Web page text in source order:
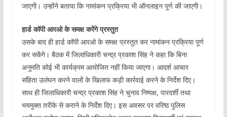
जाएगी। उन्होंने बताया कि नामांकन प्रक्रिया भी ऑनलाइन पूर्ण की जाएगी।
हार्ड कॉपी आरओ के समक्ष करेंगे प्रस्तुत
उसके बाद ही हार्ड कॉपी आरओ के समक्ष प्रस्तुत कर नामांकन प्रक्रिया पूर्ण
कर सकेंगे। बैठक में जिलाधिकारी चन्द्र प्रकाश सिंह ने कहा कि बिना
अनुमति कोई भी कार्यक्रम आयोजित नहीं किया जाएगा। आदर्श आचार
संहिता उलंघन करने वालों के खिलाफ कड़ी कार्रवाई करने के निर्देश दिए।
साथ ही जिलाधिकारी चन्द्र प्रकाश सिंह ने चुनाव निष्पक्ष, पारदर्शी तथा
भयमुक्त तरीके से कराने के निर्देश दिए। इस अवसर पर वरिष्ठ पुलिस